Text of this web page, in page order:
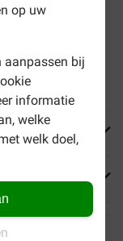
op uw
aanpassen bij
informatie
welke
welk doel,
2 tot 4